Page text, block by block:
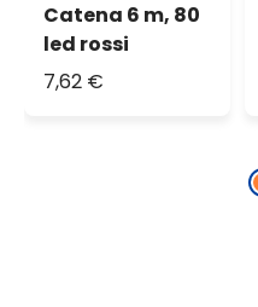
Catena 6 m, 80
led rossi
7,62 €